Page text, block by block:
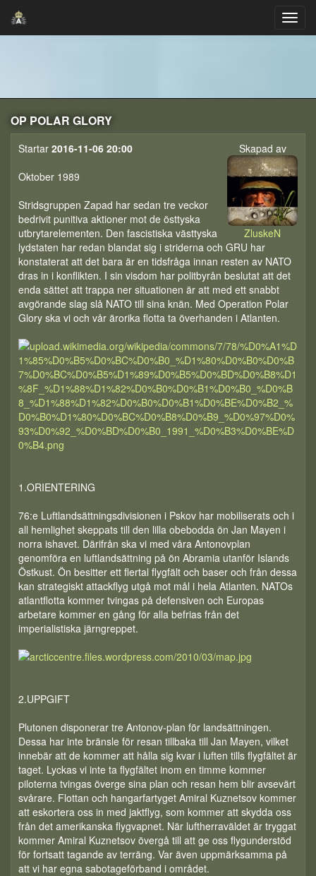
OP POLAR GLORY
Skapad av
ZluskeN
Startar 2016-11-06 20:00
Oktober 1989
Stridsgruppen Zapad har sedan tre veckor
bedrivit punitiva aktioner mot de östtyska
utbrytarelementen. Den fascistiska västtyska
lydstaten har redan blandat sig i striderna och GRU har
konstaterat att det bara är en tidsfråga innan resten av NATO
dras in i konflikten. I sin visdom har politbyrån beslutat att det
enda sättet att trappa ner situationen är att med ett snabbt
avgörande slag slå NATO till sina knän. Med Operation Polar
Glory ska vi och vår ärorika flotta ta överhanden i Atlanten.
1.ORIENTERING
76:e Luftlandsättningsdivisionen i Pskov har mobiliserats och i
all hemlighet skeppats till den lilla obebodda ön Jan Mayen i
norra ishavet. Därifrån ska vi med våra Antonovplan
genomföra en luftlandsättning på ön Abramia utanför Islands
Östkust. Ön besitter ett flertal flygfält och baser och från dessa
kan strategiskt attackflyg utgå mot mål i hela Atlanten. NATOs
atlantflotta kommer tvingas på defensiven och Europas
arbetare kommer en gång för alla befrias från det
imperialistiska järngreppet.
2.UPPGIFT
Plutonen disponerar tre Antonov-plan för landsättningen.
Dessa har inte bränsle för resan tillbaka till Jan Mayen, vilket
innebär att de kommer att hålla sig kvar i luften tills flygfältet är
taget. Lyckas vi inte ta flygfältet inom en timme kommer
piloterna tvingas överge sina plan och resan hem blir avsevärt
svårare. Flottan och hangarfartyget Amiral Kuznetsov kommer
att eskortera oss in med jaktflyg, som kommer att skydda oss
från det amerikanska flygvapnet. När luftherraväldet är tryggat
kommer Amiral Kuznetsov övergå till att ge oss flygunderstöd
för fortsatt tagande av terräng. Var även uppmärksamma på
att vi har egna sabotageförband i området.